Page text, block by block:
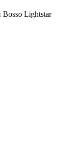
Lightstar